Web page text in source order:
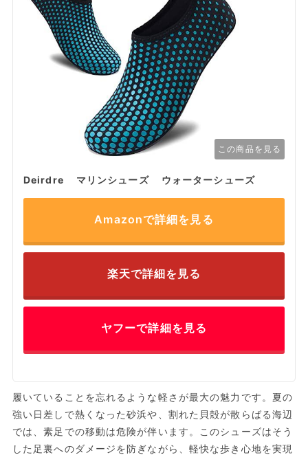
この商品を見る
Deirdre マリンシューズ ウォーターシューズ
Amazonで詳細を見る
楽天で詳細を見る
ヤフーで詳細を見る
履いていることを忘れるような軽さが最大の魅力です。夏の
強い日差しで熱くなった砂浜や、割れた貝殻が散らばる海辺
では、素足での移動は危険が伴います。このシューズはそう
した足裏へのダメージを防ぎながら、軽快な歩き心地を実現